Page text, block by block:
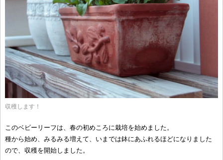
収穫します！
このベビーリーフは、春の初めころに栽培を始めました。
種から始め、みるみる増えて、いまでは鉢にあふれるほどになりました
ので、収穫を開始しました。